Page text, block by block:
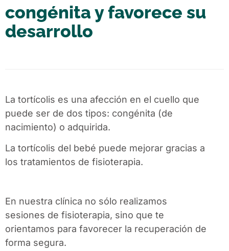
congénita y favorece su
desarrollo
La tortícolis es una afección en el cuello que
puede ser de dos tipos: congénita (de
nacimiento) o adquirida.
La tortícolis del bebé puede mejorar gracias a
los tratamientos de fisioterapia.
En nuestra clínica no sólo realizamos
sesiones de fisioterapia, sino que te
orientamos para favorecer la recuperación de
forma segura.